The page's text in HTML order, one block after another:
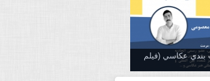
بندي عكاسي (فیلم